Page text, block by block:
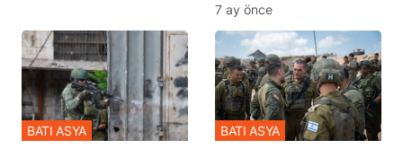
7 ay önce
BATI ASYA BATI ASYA